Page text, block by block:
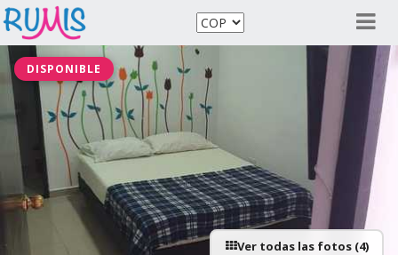
DISPONIBLE
Ver todas las fotos (4)